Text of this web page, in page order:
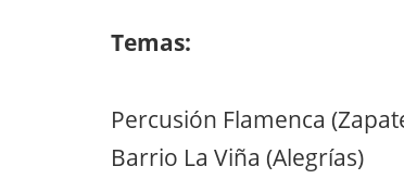
Temas:
Percusión Flamenca
Barrio La Viña (Alegrías)